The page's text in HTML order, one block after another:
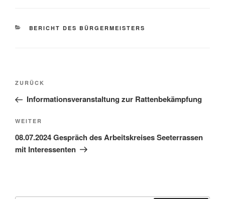
BERICHT DES BÜRGERMEISTERS
ZURÜCK
Informationsveranstaltung zur Rattenbekämpfung
WEITER
08.07.2024 Gespräch des Arbeitskreises Seeterrassen
mit Interessenten